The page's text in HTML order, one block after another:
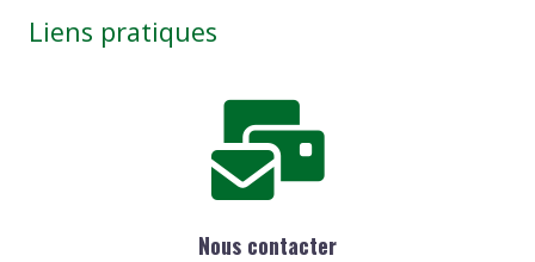
Liens pratiques
Nous contacter